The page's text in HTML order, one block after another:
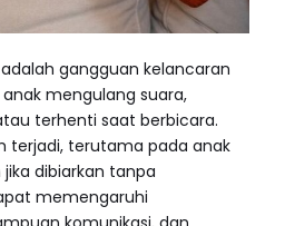
gangguan kelancaran
mengulang suara,
terhenti saat berbicara.
terjadi, terutama pada anak
dibiarkan tanpa
memengaruhi